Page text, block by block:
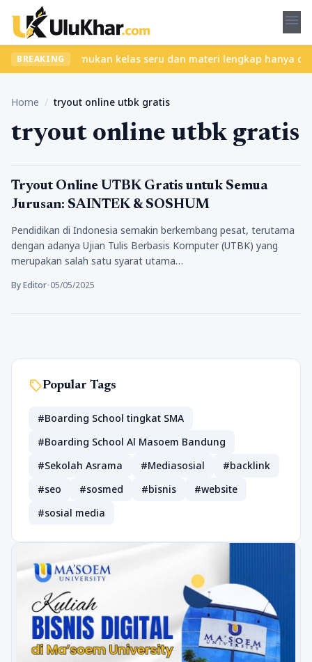
menu
BREAKING
ribet? Temukan kelas seru dan materi lengkap hanya di
Home / tryout online utbk gratis
tryout online utbk gratis
Pendidikan
Tryout Online UTBK Gratis untuk Semua
Jurusan: SAINTEK & SOSHUM
Pendidikan di Indonesia semakin berkembang pesat, terutama
dengan adanya Ujian Tulis Berbasis Komputer (UTBK) yang
merupakan salah satu syarat utama…
By Editor•05/05/2025
sellPopular Tags
#Boarding School tingkat SMA
#Boarding School Al Masoem Bandung
#Sekolah Asrama
#Mediasosial
#backlink
#seo
#sosmed #bisnis
#website
#sosial media